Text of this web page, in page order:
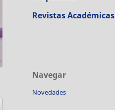
Revistas Académicas
Navegar
Novedades